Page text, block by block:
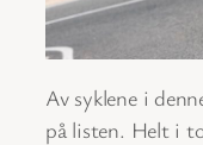
Av syklene i
på listen. Helt i